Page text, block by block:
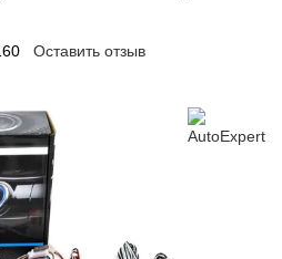
Оставить отзыв